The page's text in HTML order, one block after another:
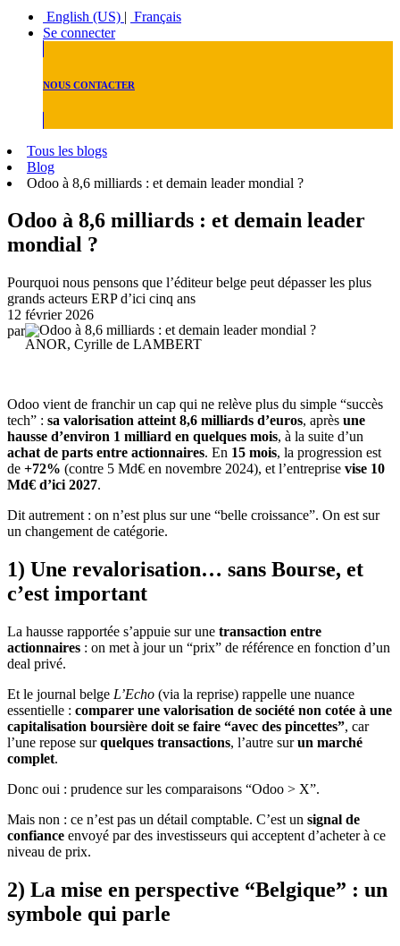
English (US) | Français
Se connecter
NOUS CONTACTER
Tous les blogs
Blog
Odoo à 8,6 milliards : et demain leader mondial ?
Odoo à 8,6 milliards : et demain leader
mondial ?
Pourquoi nous pensons que l’éditeur belge peut dépasser les plus
grands acteurs ERP d’ici cinq ans
12 février 2026
par
ANOR, Cyrille de LAMBERT
Odoo vient de franchir un cap qui ne relève plus du simple “succès
tech” : sa valorisation atteint 8,6 milliards d’euros, après une
hausse d’environ 1 milliard en quelques mois, à la suite d’un
achat de parts entre actionnaires. En 15 mois, la progression est
de +72% (contre 5 Md€ en novembre 2024), et l’entreprise vise 10
Md€ d’ici 2027.
Dit autrement : on n’est plus sur une “belle croissance”. On est sur
un changement de catégorie.
1) Une revalorisation… sans Bourse, et
c’est important
La hausse rapportée s’appuie sur une transaction entre
actionnaires : on met à jour un “prix” de référence en fonction d’un
deal privé.
Et le journal belge L’Echo (via la reprise) rappelle une nuance
essentielle : comparer une valorisation de société non cotée à une
capitalisation boursière doit se faire “avec des pincettes”, car
l’une repose surquelques transactions, l’autre surun marché
complet.
Donc oui : prudence sur les comparaisons “Odoo > X”.
Mais non : ce n’est pas un détail comptable. C’est un signal de
confiance envoyé par des investisseurs qui acceptent d’acheter à ce
niveau de prix.
2) La mise en perspective “Belgique” : un
symbole qui parle